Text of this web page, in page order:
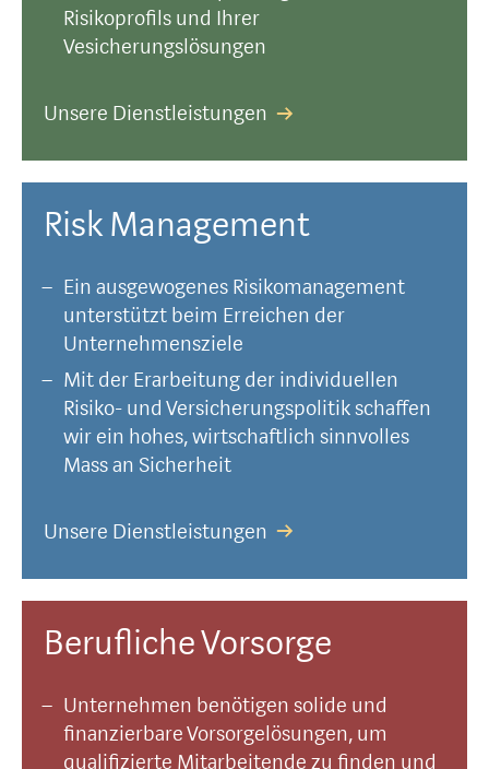
Risikoprofils und Ihrer
Vesicherungslösungen
Unsere Dienstleistungen
Risk Management
Ein ausgewogenes Risikomanagement
unterstützt beim Erreichen der
Unternehmensziele
Mit der Erarbeitung der individuellen
Risiko- und Versicherungspolitik schaffen
wir ein hohes, wirtschaftlich sinnvolles
Mass an Sicherheit
Unsere Dienstleistungen
Berufliche Vorsorge
Unternehmen benötigen solide und
finanzierbare Vorsorgelösungen, um
qualifizierte Mitarbeitende zu finden und